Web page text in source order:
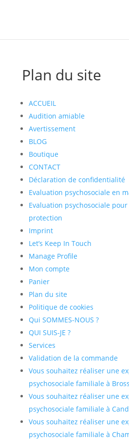
Plan du site
ACCUEIL
Audition amiable
Avertissement
BLOG
Boutique
CONTACT
Déclaration de confidentialité
Evaluation psychosociale en
Evaluation psychosociale
protection
Imprint
Let’s Keep In Touch
Manage Profile
Mon compte
Panier
Plan du site
Politique de cookies
Qui SOMMES-NOUS ?
QUI SUIS-JE ?
Services
Validation de la commande
Vous souhaitez réaliser une
psychosociale familiale à
Vous souhaitez réaliser une
psychosociale familiale à
Vous souhaitez réaliser une
psychosociale familiale à